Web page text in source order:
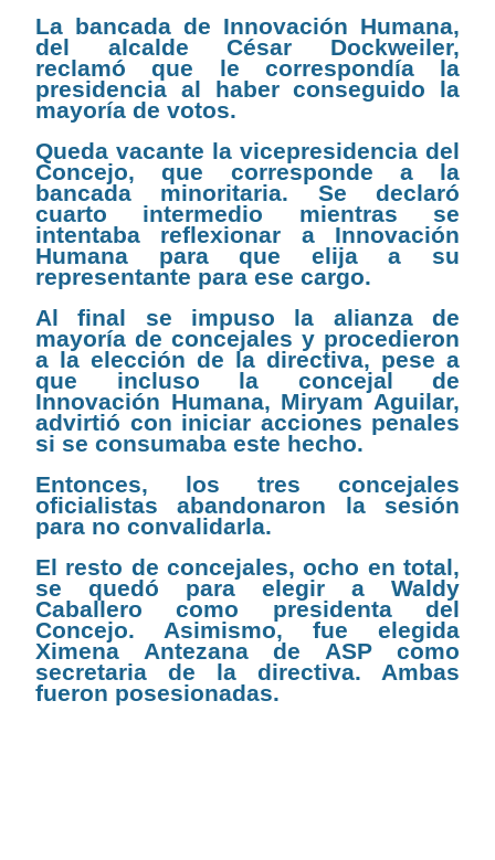
La bancada de Innovación Humana,
del alcalde César Dockweiler,
reclamó que le correspondía la
presidencia al haber conseguido la
mayoría de votos.
Queda vacante la vicepresidencia del
Concejo, que corresponde a la
bancada minoritaria. Se declaró
cuarto intermedio mientras se
intentaba reflexionar a Innovación
Humana para que elija a su
representante para ese cargo.
Al final se impuso la alianza de
mayoría de concejales y procedieron
a la elección de la directiva, pese a
que incluso la concejal de
Innovación Humana, Miryam Aguilar,
advirtió con iniciar acciones penales
si se consumaba este hecho.
Entonces, los tres concejales
oficialistas abandonaron la sesión
para no convalidarla.
El resto de concejales, ocho en total,
se quedó para elegir a Waldy
Caballero como presidenta del
Concejo. Asimismo, fue elegida
Ximena Antezana de ASP como
secretaria de la directiva. Ambas
fueron posesionadas.